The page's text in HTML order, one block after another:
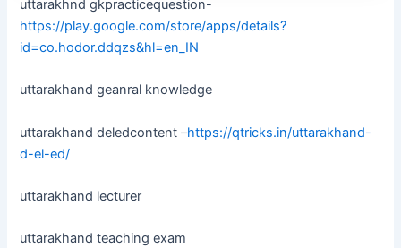
uttarakhnd gkpracticequestion-
https://play.google.com/store/apps/details?
id=co.hodor.ddqzs&hl=en_IN
uttarakhand geanral knowledge
uttarakhand deledcontent –https://qtricks.in/uttarakhand-
d-el-ed/
uttarakhand lecturer
uttarakhand teaching exam